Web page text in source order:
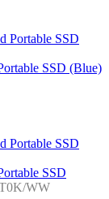
SSD (Blue)
SSD
WW